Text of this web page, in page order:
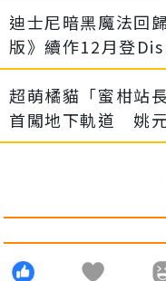
迪士尼暗黑魔法回
版》續作12月登
超萌橘貓「蜜柑站
首闖地下軌道 姚